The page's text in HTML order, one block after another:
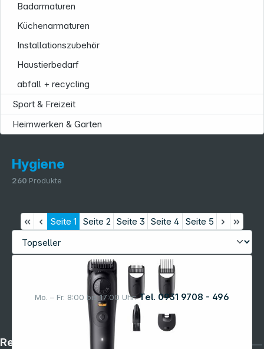
Mo. – Fr. 8:00 bis 17:00 Uhr: Tel. 0931 9708 - 496
Badarmaturen
Küchenarmaturen
Installationszubehör
Haustierbedarf
abfall + recycling
Sport & Freizeit
Heimwerken & Garten
Hygiene
260 Produkte
Seite 1 Seite 2 Seite 3 Seite 4 Seite 5
Rechtliches